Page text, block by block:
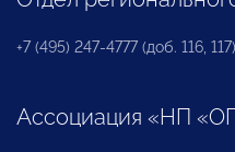
+7 (495) 247-4777 (доб. 116, 117)
Ассоциация «НП